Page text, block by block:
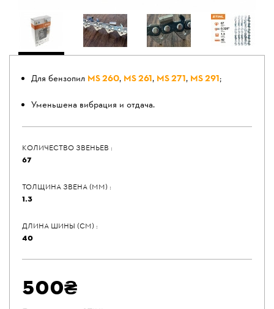
Для бензопил MS 260, MS 261, MS 271, MS 291;
Уменьшена вибрация и отдача.
КОЛИЧЕСТВО ЗВЕНЬЕВ :
67
ТОЛЩИНА ЗВЕНА (ММ) :
1.3
ДЛИНА ШИНЫ (СМ) :
40
500₴